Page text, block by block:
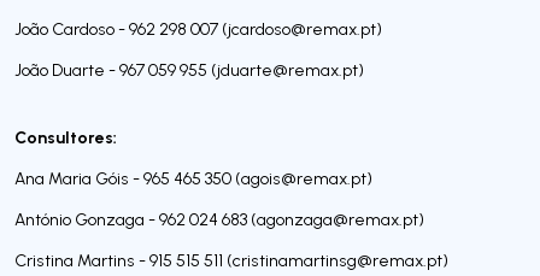
João Cardoso - 962 298 007 (jcardoso@remax.pt)
João Duarte - 967 059 955 (jduarte@remax.pt)
Consultores:
Ana Maria Góis - 965 465 350 (agois@remax.pt)
António Gonzaga - 962 024 683 (agonzaga@remax.pt)
Cristina Martins - 915 515 511 (cristinamartinsg@remax.pt)